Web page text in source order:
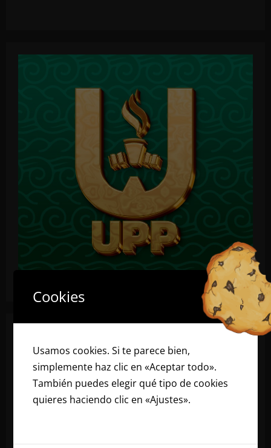
Cookies
Usamos cookies. Si te parece bien,
simplemente haz clic en «Aceptar todo».
También puedes elegir qué tipo de cookies
quieres haciendo clic en «Ajustes».